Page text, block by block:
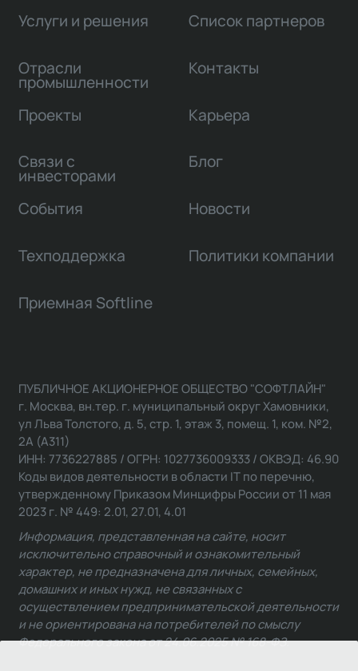
Услуги и решения
Отрасли
промышленности
Проекты
Связи с
инвесторами
Список партнеров
Контакты
Карьера
Блог
События Новости
Техподдержка Политики компании
Приемная Softline
ПУБЛИЧНОЕ АКЦИОНЕРНОЕ ОБЩЕСТВО "СОФТЛАЙН"
г. Москва, вн.тер. г. муниципальный округ Хамовники,
ул Льва Толстого, д. 5, стр. 1, этаж 3, помещ. 1, ком. №2,
2А (А311)
ИНН: 7736227885 / ОГРН: 1027736009333 / ОКВЭД: 46.90
Коды видов деятельности в области IT по перечню,
утвержденному Приказом Минцифры России от 11 мая
2023 г. № 449: 2.01, 27.01, 4.01
Информация, представленная на сайте, носит
исключительно справочный и ознакомительный
характер, не предназначена для личных, семейных,
домашних и иных нужд, не связанных с
осуществлением предпринимательской деятельности
и не ориентирована на потребителей по смыслу
Федерального закона от 24.06.2025 № 168-ФЗ.